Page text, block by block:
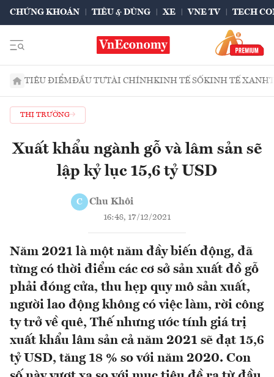
CHỨNG KHOÁN TIÊU & DÙNG XE VNE TV TECH
TIÊU ĐIỂMĐẦU TƯTÀI CHÍNHKINH TẾ SỐKINH TẾ XANH
THỊ TRƯỜNG
Xuất khẩu ngành gỗ và lâm sản sẽ
lập kỷ lục 15,6 tỷ USD
C Chu Khôi
16:48, 17/12/2021
Năm 2021 là một năm đầy biến động, đã
từng có thời điểm các cơ sở sản xuất đồ gỗ
phải đóng cửa, thu hẹp quy mô sản xuất,
người lao động không có việc làm, rời công
ty trở về quê, Thế nhưng ước tính giá trị
xuất khẩu lâm sản cả năm 2021 sẽ đạt 15,6
tỷ USD, tăng 18 % so với năm 2020. Con